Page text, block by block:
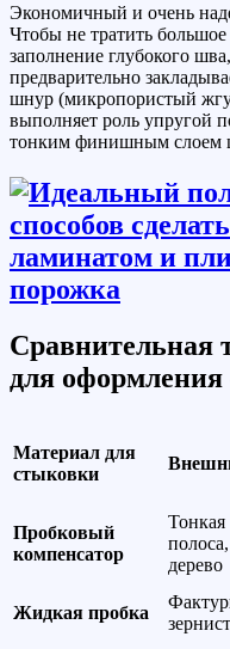
Экономичный и очень
Чтобы не тратить большое
заполнение глубокого
предварительно
шнур (микропористый
выполняет роль упругой
тонким финишным слоем
Сравнительная
для
Материал для
стыковки
Пробковый
компенсатор
Тонкая
полоса,
дерево
Жидкая пробка